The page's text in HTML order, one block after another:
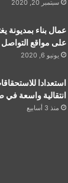
سبتمبر 20, 2020
عمال بناء
على مواقع التواصل
يونيو 6, 2020
استعدادا
انتقالية واسعة
منذ 3 أسابيع